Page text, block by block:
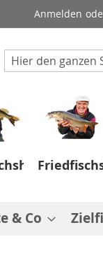
Anmelden
Suche
& Co